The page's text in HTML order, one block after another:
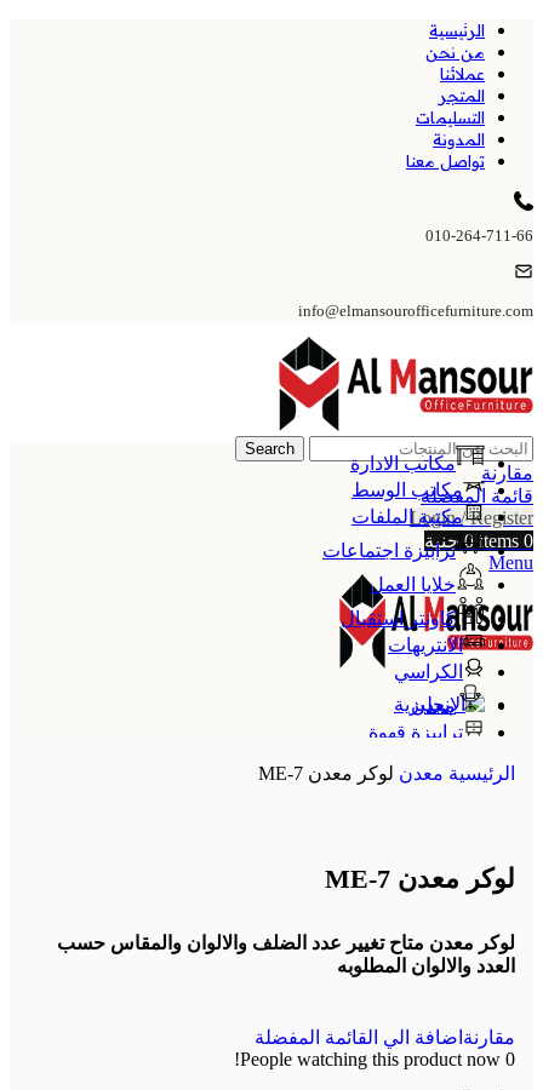
الرئيسية
من نحن
عملائنا
المتجر
التسليمات
المدونة
تواصل معنا
010-264-711-66
info@elmansourofficefurniture.com
Search
مقارنة
قائمة المفضلة
Login / Register
0
items
0 جنية
Menu
مكاتب الادارة
مكاتب الوسط
مكتبة الملفات
ترابيزة اجتماعات
خلايا العمل
كاونتر استقبال
الانتريهات
الكراسي
معدن
ترابيزة قهوة
الرئيسية معدن لوكر معدن ME-7
لوكر معدن ME-7
لوكر معدن متاح تغيير عدد الضلف والالوان والمقاس حسب
العدد والالوان المطلوبه
مقارنة اضافة الي القائمة المفضلة
0
People watching this product now!